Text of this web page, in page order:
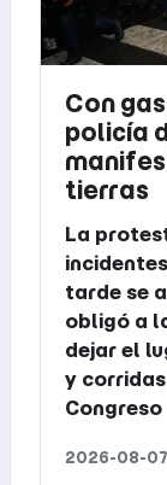
Con
policía
tierras
La
tarde se
obligó a
dejar el
y
Congreso
2026-08-